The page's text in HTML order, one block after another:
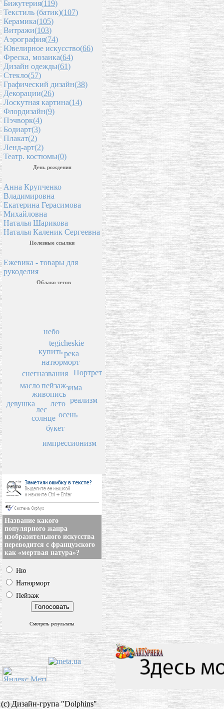
Бижутерия(119)
Текстиль (батик)(107)
Керамика(105)
Витражи(103)
Аэрография(74)
Ювелирное искусство(66)
Фреска, мозаика(64)
Дизайн одежды(61)
Стекло(57)
Графический дизайн(38)
Декорации(26)
Лоскутная картина(14)
Флордизайн(9)
Пэчворк(4)
Бодиарт(3)
Плакат(2)
Ленд-арт(2)
Театр. костюмы(0)
День рождения
Анна Крупченко
Владимировна
Екатерина Герасимова
Михайловна
Наталья Шарикова
Наталья Каленик Сергеевна
Полезные ссылки
Ежевика - товары для
рукоделия
Облако тегов
пейзаж
названия
живопись
лето
натюрморт
купить
солнце
лес
зима
осень
букет
масло
река
снег
tegicheskie
реализм
небо
импрессионизм
Портрет
девушка
Название какого
популярного жанра
изобразительного искусства
переводится с французского
как «мертвая натура»?
Ню
Натюрморт
Пейзаж
Смотреть результаты
(c) Дизайн-група "Dolphins"